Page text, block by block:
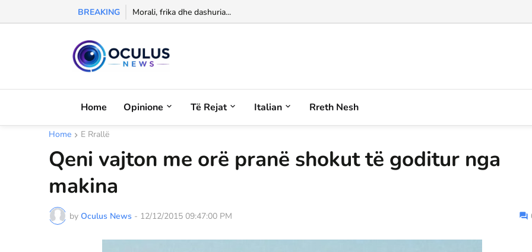
BREAKING Morali, frika dhe dashuria...
Home Opinione Të Rejat Italian Rreth Nesh
Home E Rrallë
Qeni vajton me orë pranë shokut të goditur nga
makina
by Oculus News - 12/12/2015 09:47:00 PM